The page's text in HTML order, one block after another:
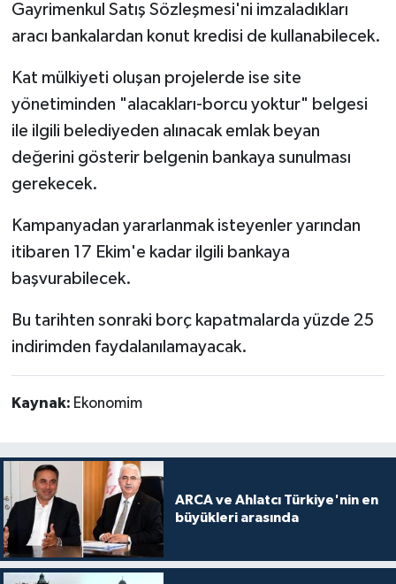
Gayrimenkul Satış Sözleşmesi'ni imzaladıkları
aracı bankalardan konut kredisi de kullanabilecek.
Kat mülkiyeti oluşan projelerde ise site
yönetiminden "alacakları-borcu yoktur" belgesi
ile ilgili belediyeden alınacak emlak beyan
değerini gösterir belgenin bankaya sunulması
gerekecek.
Kampanyadan yararlanmak isteyenler yarından
itibaren 17 Ekim'e kadar ilgili bankaya
başvurabilecek.
Bu tarihten sonraki borç kapatmalarda yüzde 25
indirimden faydalanılamayacak.
Kaynak: Ekonomim
ARCA ve Ahlatcı Türkiye'nin en
büyükleri arasında